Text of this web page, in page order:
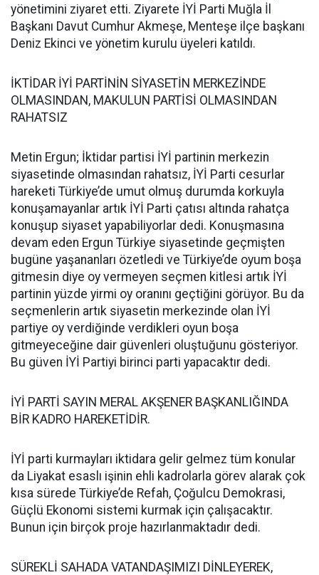
yönetimini ziyaret etti. Ziyarete İYİ Parti Muğla İl
Başkanı Davut Cumhur Akmeşe, Menteşe ilçe başkanı
Deniz Ekinci ve yönetim kurulu üyeleri katıldı.
İKTİDAR İYİ PARTİNİN SİYASETİN MERKEZİNDE
OLMASINDAN, MAKULUN PARTİSİ OLMASINDAN
RAHATSIZ
Metin Ergun; İktidar partisi İYİ partinin merkezin
siyasetinde olmasından rahatsız, İYİ Parti cesurlar
hareketi Türkiye’de umut olmuş durumda korkuyla
konuşamayanlar artık İYİ Parti çatısı altında rahatça
konuşup siyaset yapabiliyorlar dedi. Konuşmasına
devam eden Ergun Türkiye siyasetinde geçmişten
bugüne yaşananları özetledi ve Türkiye’de oyum boşa
gitmesin diye oy vermeyen seçmen kitlesi artık İYİ
partinin yüzde yirmi oy oranını geçtiğini görüyor. Bu da
seçmenlerin artık siyasetin merkezinde olan İYİ
partiye oy verdiğinde verdikleri oyun boşa
gitmeyeceğine dair güvenleri oluştuğunu gösteriyor.
Bu güven İYİ Partiyi birinci parti yapacaktır dedi.
İYİ PARTİ SAYIN MERAL AKŞENER BAŞKANLIĞINDA
BİR KADRO HAREKETİDİR.
İYİ parti kurmayları iktidara gelir gelmez tüm konular
da Liyakat esaslı işinin ehli kadrolarla görev alarak çok
kısa sürede Türkiye’de Refah, Çoğulcu Demokrasi,
Güçlü Ekonomi sistemi kurmak için çalışacaktır.
Bunun için birçok proje hazırlanmaktadır dedi.
SÜREKLİ SAHADA VATANDAŞIMIZI DİNLEYEREK,